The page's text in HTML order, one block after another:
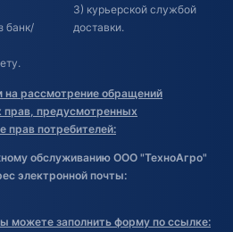
банк/
3) курьерской службой
доставки.
рассмотрение обращений
прав, предусмотренных
прав потребителей:
обслуживанию ООО "ТехноАгро"
электронной почты:
можете заполнить форму по ссылке: